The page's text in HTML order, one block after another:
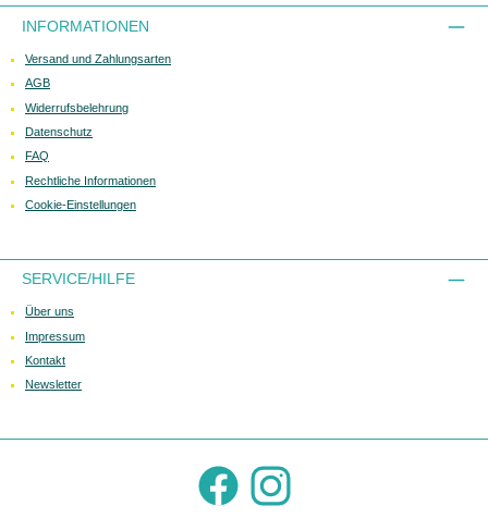
INFORMATIONEN
Versand und Zahlungsarten
AGB
Widerrufsbelehrung
Datenschutz
FAQ
Rechtliche Informationen
Cookie-Einstellungen
SERVICE/HILFE
Über uns
Impressum
Kontakt
Newsletter
Facebook Instagram